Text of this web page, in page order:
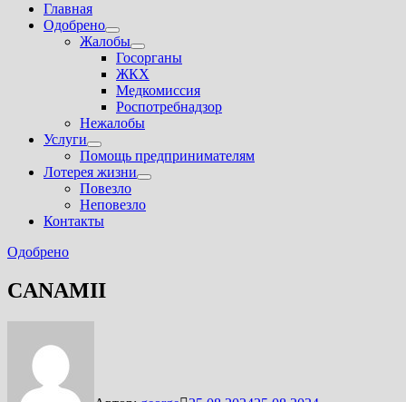
Главная
Одобрено
Показать
подменю
Жалобы
Показать
подменю
Госорганы
ЖКХ
Медкомиссия
Роспотребнадзор
Нежалобы
Услуги
Показать
подменю
Помощь предпринимателям
Лотерея жизни
Показать
Повезло
Неповезло
Контакты
Одобрено
CANAMII